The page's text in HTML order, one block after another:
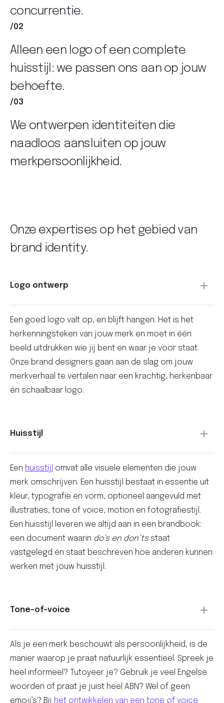
concurrentie.
/02
Alleen een logo of een complete
huisstijl: we passen ons aan op jouw
behoefte.
/03
We ontwerpen identiteiten die
naadloos aansluiten op jouw
merkpersoonlijkheid.
Onze expertises op het gebied van
brand identity.
Logo ontwerp
Een goed logo valt op, en blijft hangen. Het is het
herkenningsteken van jouw merk en moet in één
beeld uitdrukken wie jij bent en waar je voor staat.
Onze brand designers gaan aan de slag om jouw
merkverhaal te vertalen naar een krachtig, herkenbaar
én schaalbaar logo.
Huisstijl
Een huisstijl omvat alle visuele elementen die jouw
merk omschrijven. Een huisstijl bestaat in essentie uit
kleur, typografie en vorm, optioneel aangevuld met
illustraties, tone of voice, motion en fotografiestijl.
Een huisstijl leveren we altijd aan in een brandbook:
een document waarin do’s en don’tsstaat
vastgelegd én staat beschreven hoe anderen kunnen
werken met jouw huisstijl.
Tone-of-voice
Als je een merk beschouwt als persoonlijkheid, is de
manier waarop je praat natuurlijk essentieel. Spreek je
heel informeel? Tutoyeer je? Gebruik je veel Engelse
woorden of praat je juist heel ABN? Wel of geen
emoji’s? Bij het ontwikkelen van een tone of voice